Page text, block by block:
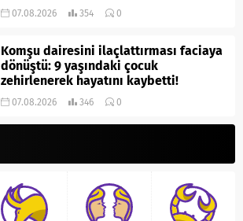
07.08.2026 354 0
Komşu dairesini ilaçlattırması faciaya
dönüştü: 9 yaşındaki çocuk
zehirlenerek hayatını kaybetti!
07.08.2026 346 0